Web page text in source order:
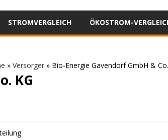
STROMVERGLEICH ÖKOSTROM-
» Versorger » Bio-Energie Gavendorf GmbH &
KG